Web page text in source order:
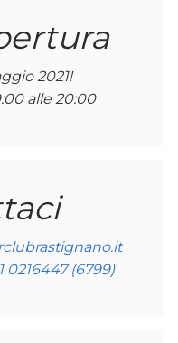
2021!
alle 20:00
0216447 (6799)